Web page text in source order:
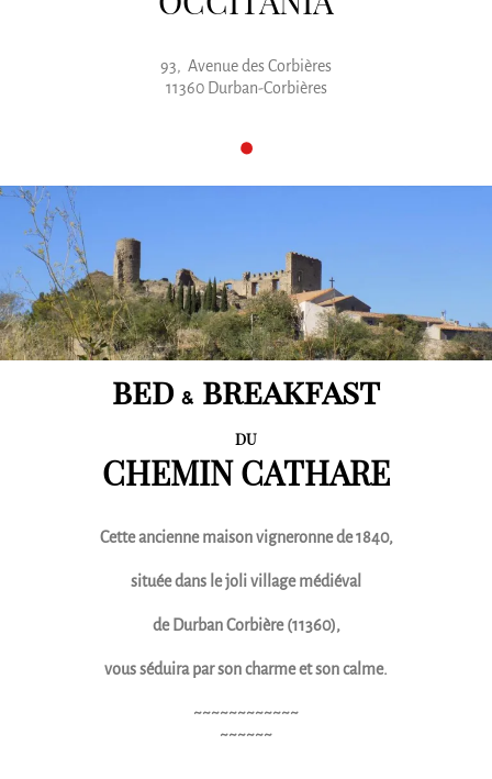
93, Avenue des Corbières
11360 Durban-Corbières
bed & breakfast
DU
CHEMIN CATHARE
Cette ancienne maison vigneronne de 1840,
située dans le joli village médiéval
de Durban Corbière (11360),
vous séduira par son charme et son calme.
~~~~~~~~~~~~
~~~~~~